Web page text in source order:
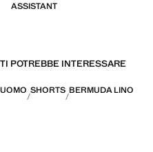
ASSISTANT
TI POTREBBE INTERESSARE
UOMO SHORTS BERMUDA LINO